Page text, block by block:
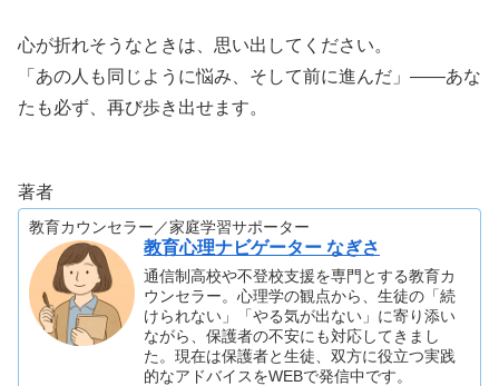
心が折れそうなときは、思い出してください。
「あの人も同じように悩み、そして前に進んだ」——あな
たも必ず、再び歩き出せます。
著者
教育カウンセラー／家庭学習サポーター
教育心理ナビゲーター なぎさ
通信制高校や不登校支援を専門とする教育カ
ウンセラー。心理学の観点から、生徒の「続
けられない」「やる気が出ない」に寄り添い
ながら、保護者の不安にも対応してきまし
た。現在は保護者と生徒、双方に役立つ実践
的なアドバイスをWEBで発信中です。